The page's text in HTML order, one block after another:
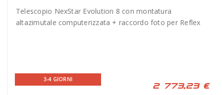
Telescopio NexStar Evolution 8 con montatura
altazimutale computerizzata + raccordo foto per Reflex
3-4 GIORNI
2 773,23 €